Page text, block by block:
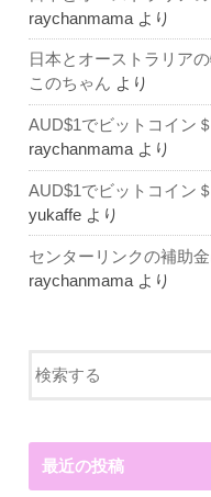
raychanmama より
日本とオーストラリア
このちゃん より
AUD$1でビットコイン
raychanmamaより
AUD$1でビットコイン
yukaffe より
センターリンクの補助
raychanmama より
最近の投稿